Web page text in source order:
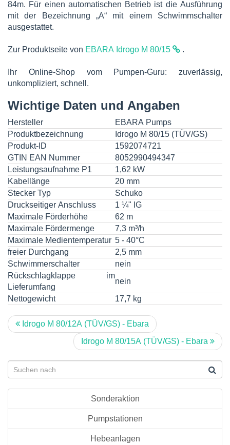
84m. Für einen automatischen Betrieb ist die Ausführung
mit der Bezeichnung „A“ mit einem Schwimmschalter
ausgestattet.
Zur Produktseite von EBARA Idrogo M 80/15 .
Ihr Online-Shop vom Pumpen-Guru: zuverlässig,
unkompliziert, schnell.
Wichtige Daten und Angaben
Hersteller
EBARA Pumps
Produktbezeichnung
Idrogo M 80/15 (TÜV/GS)
Produkt-ID
1592074721
GTIN EAN Nummer
8052990494347
Leistungsaufnahme P1
1,62 kW
Kabellänge
20 mm
Stecker Typ
Schuko
Druckseitiger Anschluss
1 ¼" IG
Maximale Förderhöhe
62 m
Maximale Fördermenge
7,3 m³/h
Maximale Medientemperatur 5 - 40°C
freier Durchgang
2,5 mm
Schwimmerschalter
nein
Rückschlagklappe im
Lieferumfang
nein
Nettogewicht
17,7 kg
Idrogo M 80/12A (TÜV/GS) - Ebara
Idrogo M 80/15A (TÜV/GS) - Ebara
Sonderaktion
Pumpstationen
Hebeanlagen